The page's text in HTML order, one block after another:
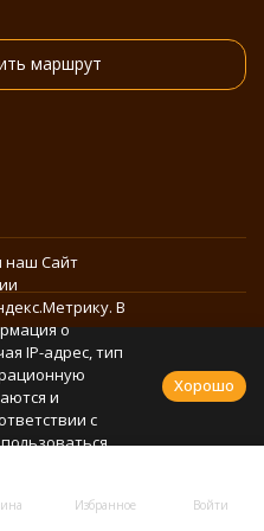
Избранное Войти
маршрут
наш Сайт
В
о
IP-адрес, тип
и
с
Хорошо